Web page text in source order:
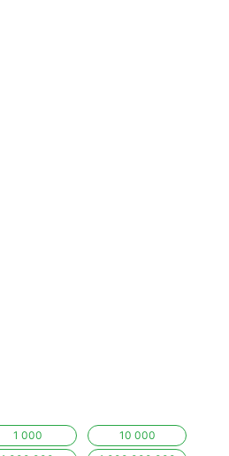
1 000
10 000